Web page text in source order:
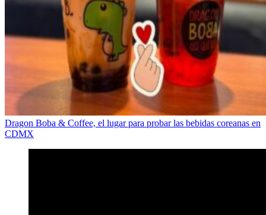
Dragon Boba & Coffee, el lugar para probar las bebidas coreanas en
CDMX